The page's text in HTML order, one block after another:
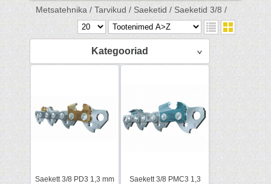
Metsatehnika / Tarvikud / Saeketid / Saeketid 3/8 /
Kategooriad
Saekett 3/8 PD3 1,3 mm
Saekett 3/8 PMC3 1,3